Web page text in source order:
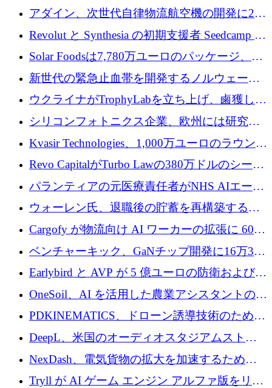
Slack 内に構築された AI コワーカー プラット
フォームのために 50 万ユーロを調達
アダイン、次世代自律物流航空機の開発に250
万ユーロを確保
Revolut と Synthesia の初期支援者 Seedcamp が
3 億 2,000 万ドルを調達、米国に投資
Solar Foodsは7,780万ユーロのパッケージ、5
億ユーロの防衛および二重用途成長基金EDM
を開始、ヨーロッパのシリコンフォトニクス
に警告
新世代の緊急止血帯を開発するノルウェーの
スタートアップ企業を紹介する
ウクライナがTrophyLabを立ち上げ、鹵獲した
ロシア兵器を戦場の研究開発プラットフォー
ムに変える
シリコンフォトニクス企業、欧州には研究を
商業的に成功させるためのインフラが不足し
Kvasir Technologies、1,000万ユーロのラウンド
で成長を促進
Revo CapitalがTurbo Lawの380万ドルのシード
ラウンドを主導し、訴訟プラットフォームを
パランティアの元医療責任者がNHS AIエージ
ェントの立ち上げに1,000万ポンドを調達
ウォーレン氏、退職後の貯蓄を再構築するた
めに1,000万ユーロを調達
Cargofy が物流向け AI ワーカーの拡張に 600
万ドルを獲得
ベンチャーキック、GaNチップ開発に16万3千
ユーロでMinisaを支援
Earlybird と AVP が 5 億ユーロの防衛および二
重用途の成長基金である E2D を立ち上げる
OneSoil、AI を活用した農業アシスタントの拡
大に​​ 100 万ユーロを確保
PDKINEMATICS、ドローン誘導技術のために
200 万ユーロを調達
DeepL、米国のオーディオスタジアムストリ
ーミング事業Mixhaloを買収
NexDash、電気貨物の拡大を加速するために
EIT Urban Mobilityから250万ユーロを確保
Tryll が AI ゲーム エンジン アルファ版をリリ